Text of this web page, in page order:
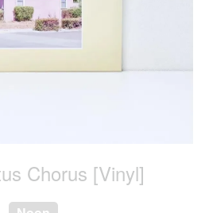
Chorus [Vinyl]